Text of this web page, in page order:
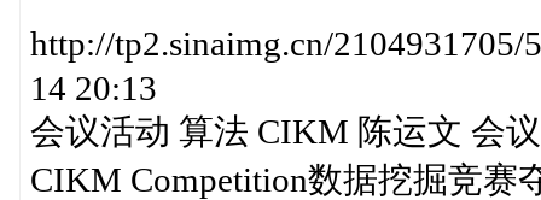
http://tp2.sinaimg.cn/
14 20:13
会议活动 算法 CIKM 陈运文 会议
CIKM Competition数据挖掘竞赛